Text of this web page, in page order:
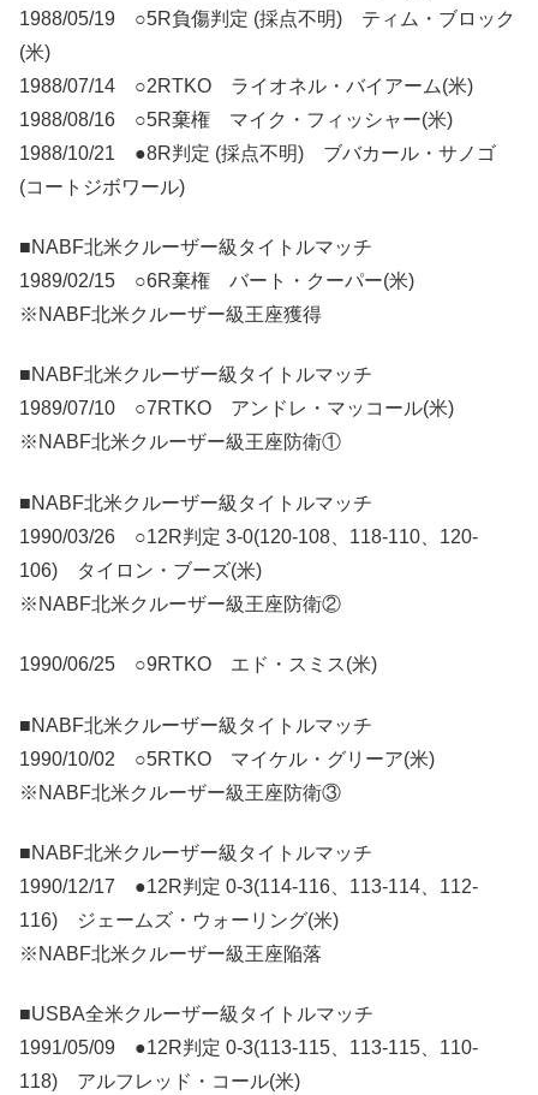
1988/05/19 ○5R負傷判定 (採点不明) ティム・ブロック
(米)
1988/07/14 ○2RTKO ライオネル・バイアーム(米)
1988/08/16 ○5R棄権 マイク・フィッシャー(米)
1988/10/21 ●8R判定 (採点不明) ブバカール・サノゴ
(コートジボワール)
■NABF北米クルーザー級タイトルマッチ
1989/02/15 ○6R棄権 バート・クーパー(米)
※NABF北米クルーザー級王座獲得
■NABF北米クルーザー級タイトルマッチ
1989/07/10 ○7RTKO アンドレ・マッコール(米)
※NABF北米クルーザー級王座防衛①
■NABF北米クルーザー級タイトルマッチ
1990/03/26 ○12R判定 3-0(120-108、118-110、120-
106) タイロン・ブーズ(米)
※NABF北米クルーザー級王座防衛②
1990/06/25 ○9RTKO エド・スミス(米)
■NABF北米クルーザー級タイトルマッチ
1990/10/02 ○5RTKO マイケル・グリーア(米)
※NABF北米クルーザー級王座防衛③
■NABF北米クルーザー級タイトルマッチ
1990/12/17 ●12R判定 0-3(114-116、113-114、112-
116) ジェームズ・ウォーリング(米)
※NABF北米クルーザー級王座陥落
■USBA全米クルーザー級タイトルマッチ
1991/05/09 ●12R判定 0-3(113-115、113-115、110-
118) アルフレッド・コール(米)